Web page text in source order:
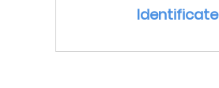
Identificate